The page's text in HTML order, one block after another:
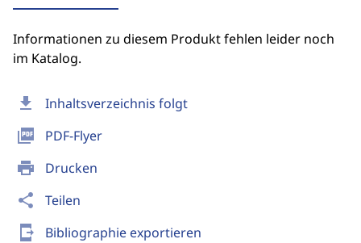
download Inhaltsverzeichnis folgt
picture_as_pdf PDF-Flyer
print Drucken
share Teilen
send_to_mobile Bibliographie exportieren
Informationen zu diesem Produkt fehlen leider noch
im Katalog.